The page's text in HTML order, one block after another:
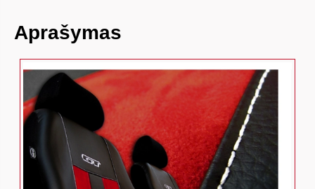
Aprašymas